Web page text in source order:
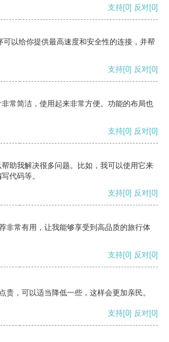
支持[0] 反对[0]
以给你提供最高速度和安全性的连接，并帮
支持[0] 反对[0]
常简洁，使用起来非常方便。功能的布局也
支持[0] 反对[0]
助我解决很多问题。比如，我可以使用它来
代码等。
支持[0] 反对[0]
非常有用，让我能够享受到高品质的旅行体
支持[0] 反对[0]
贵，可以适当降低一些，这样会更加亲民。
支持[0] 反对[0]